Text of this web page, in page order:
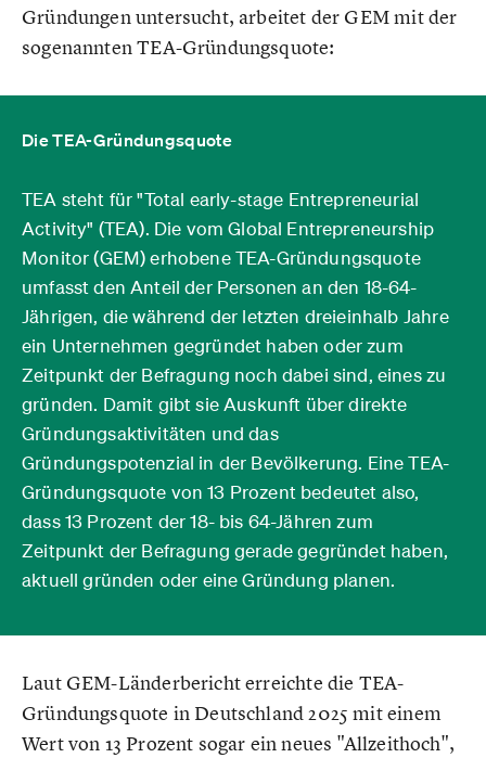
Gründungen untersucht, arbeitet der GEM mit der
sogenannten TEA-Gründungsquote:
Die TEA-Gründungsquote
TEA steht für "Total early-stage Entrepreneurial
Activity" (TEA). Die vom Global Entrepreneurship
Monitor (GEM) erhobene TEA-Gründungsquote
umfasst den Anteil der Personen an den 18-64-
Jährigen, die während der letzten dreieinhalb Jahre
ein Unternehmen gegründet haben oder zum
Zeitpunkt der Befragung noch dabei sind, eines zu
gründen. Damit gibt sie Auskunft über direkte
Gründungsaktivitäten und das
Gründungspotenzial in der Bevölkerung. Eine TEA-
Gründungsquote von 13 Prozent bedeutet also,
dass 13 Prozent der 18- bis 64-Jähren zum
Zeitpunkt der Befragung gerade gegründet haben,
aktuell gründen oder eine Gründung planen.
Laut GEM-Länderbericht erreichte die TEA-
Gründungsquote in Deutschland 2025 mit einem
Wert von 13 Prozent sogar ein neues "Allzeithoch",